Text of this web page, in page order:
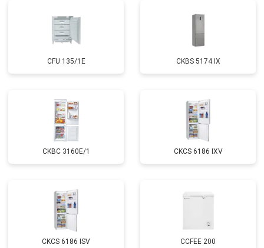
CFU 135/1E CKBS 5174 IX
CKBC 3160E/1 CKCS 6186 IXV
CKCS 6186 ISV CCFEE 200